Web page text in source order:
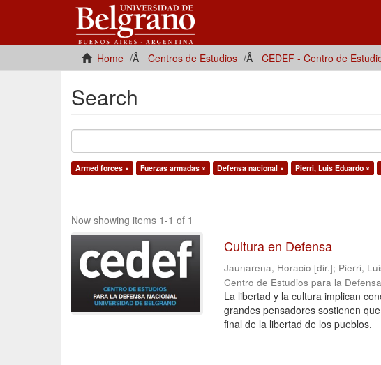
Home Centros de Estudios CEDEF - Centro de
Search
Armed forces × Fuerzas armadas × Defensa nacional × Pierri, Luis Eduardo ×
Now showing items 1-1 of 1
Cultura en Defensa
Jaunarena, Horacio [dir.]; Pierri,
Centro de Estudios para la
La libertad y la cultura implican
grandes pensadores sostienen
final de la libertad de los pueblos.